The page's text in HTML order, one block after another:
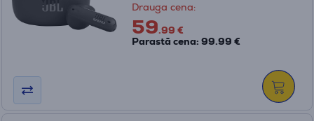
Drauga cena:
59.99 €
Parastā cena: 99.99 €